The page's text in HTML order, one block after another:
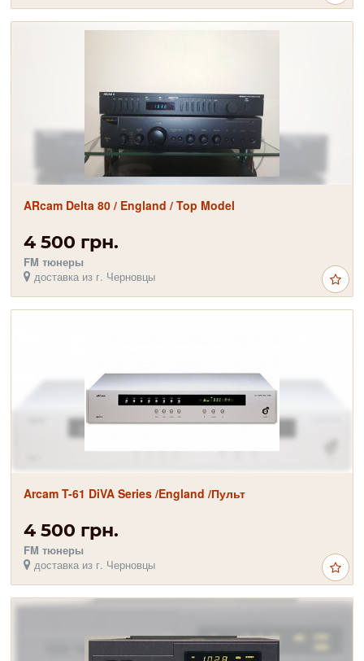
ARcam Delta 80 / England / Top Model
4 500 грн.
FM тюнеры
доставка из г. Черновцы
Arcam T-61 DiVA Series /England /Пульт
4 500 грн.
FM тюнеры
доставка из г. Черновцы